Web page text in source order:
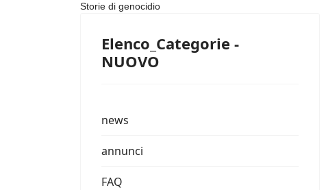
Storie di genocidio
Elenco_Categorie -
NUOVO
news
annunci
FAQ